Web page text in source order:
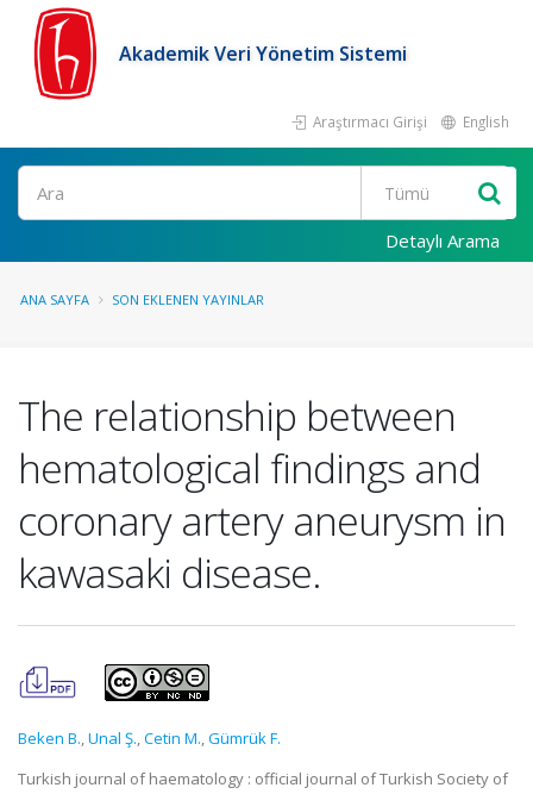
Akademik Veri Yönetim Sistemi
Araştırmacı Girişi English
Ara
Detaylı Arama
ANA SAYFA SON EKLENEN YAYINLAR
The relationship between
hematological findings and
coronary artery aneurysm in
kawasaki disease.
Beken B.,Unal Ş.,Cetin M.,Gümrük F.
Turkish journal of haematology : official journal of Turkish Society of